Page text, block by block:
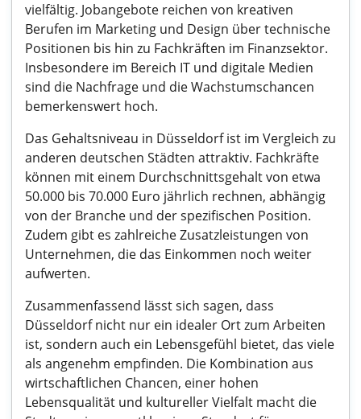
vielfältig. Jobangebote reichen von kreativen
Berufen im Marketing und Design über technische
Positionen bis hin zu Fachkräften im Finanzsektor.
Insbesondere im Bereich IT und digitale Medien
sind die Nachfrage und die Wachstumschancen
bemerkenswert hoch.
Das Gehaltsniveau in Düsseldorf ist im Vergleich zu
anderen deutschen Städten attraktiv. Fachkräfte
können mit einem Durchschnittsgehalt von etwa
50.000 bis 70.000 Euro jährlich rechnen, abhängig
von der Branche und der spezifischen Position.
Zudem gibt es zahlreiche Zusatzleistungen von
Unternehmen, die das Einkommen noch weiter
aufwerten.
Zusammenfassend lässt sich sagen, dass
Düsseldorf nicht nur ein idealer Ort zum Arbeiten
ist, sondern auch ein Lebensgefühl bietet, das viele
als angenehm empfinden. Die Kombination aus
wirtschaftlichen Chancen, einer hohen
Lebensqualität und kultureller Vielfalt macht die